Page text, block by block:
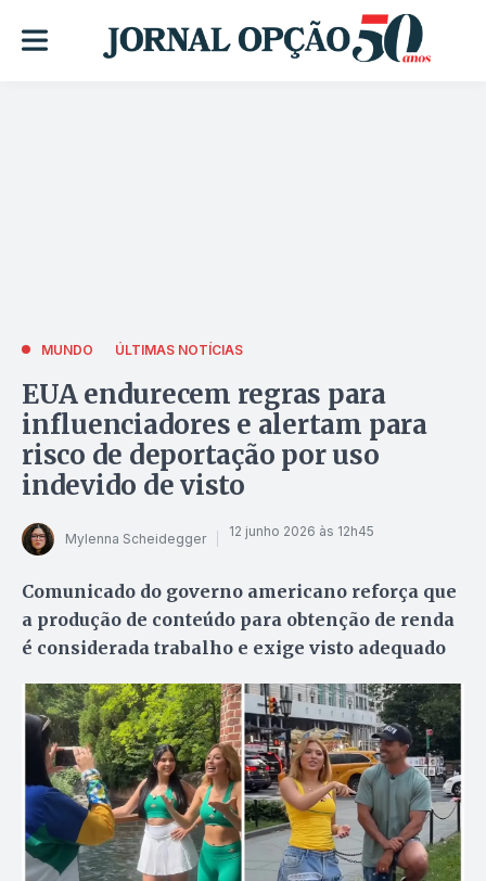
MUNDO ÚLTIMAS NOTÍCIAS
EUA endurecem regras para
influenciadores e alertam para
risco de deportação por uso
indevido de visto
Mylenna Scheidegger 12 junho 2026 às 12h45
Comunicado do governo americano reforça que
a produção de conteúdo para obtenção de renda
é considerada trabalho e exige visto adequado